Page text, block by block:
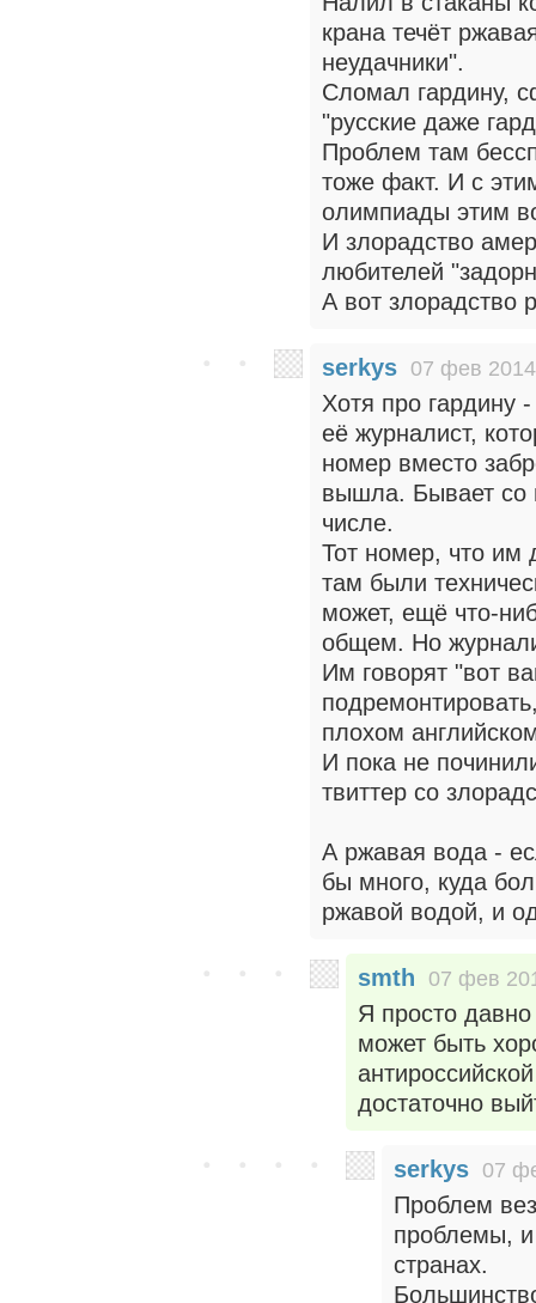
крана течёт
неудачники".
Сломал гардину,
"русские даже
Проблем там
тоже факт. И с
олимпиады этим
И злорадство
любителей
А вот злорадство
serkys 07 фев
Хотя про гардину
её журналист,
номер вместо
вышла. Бывает со
числе.
Тот номер, что им
там были
может, ещё что-
общем. Но
Им говорят "вот
плохом
И пока не
твиттер со
А ржавая вода -
бы много, куда
ржавой водой, и
smth 07 фев
Я просто давно
может быть
достаточно
serkys 07
Проблем
проблемы,
странах.